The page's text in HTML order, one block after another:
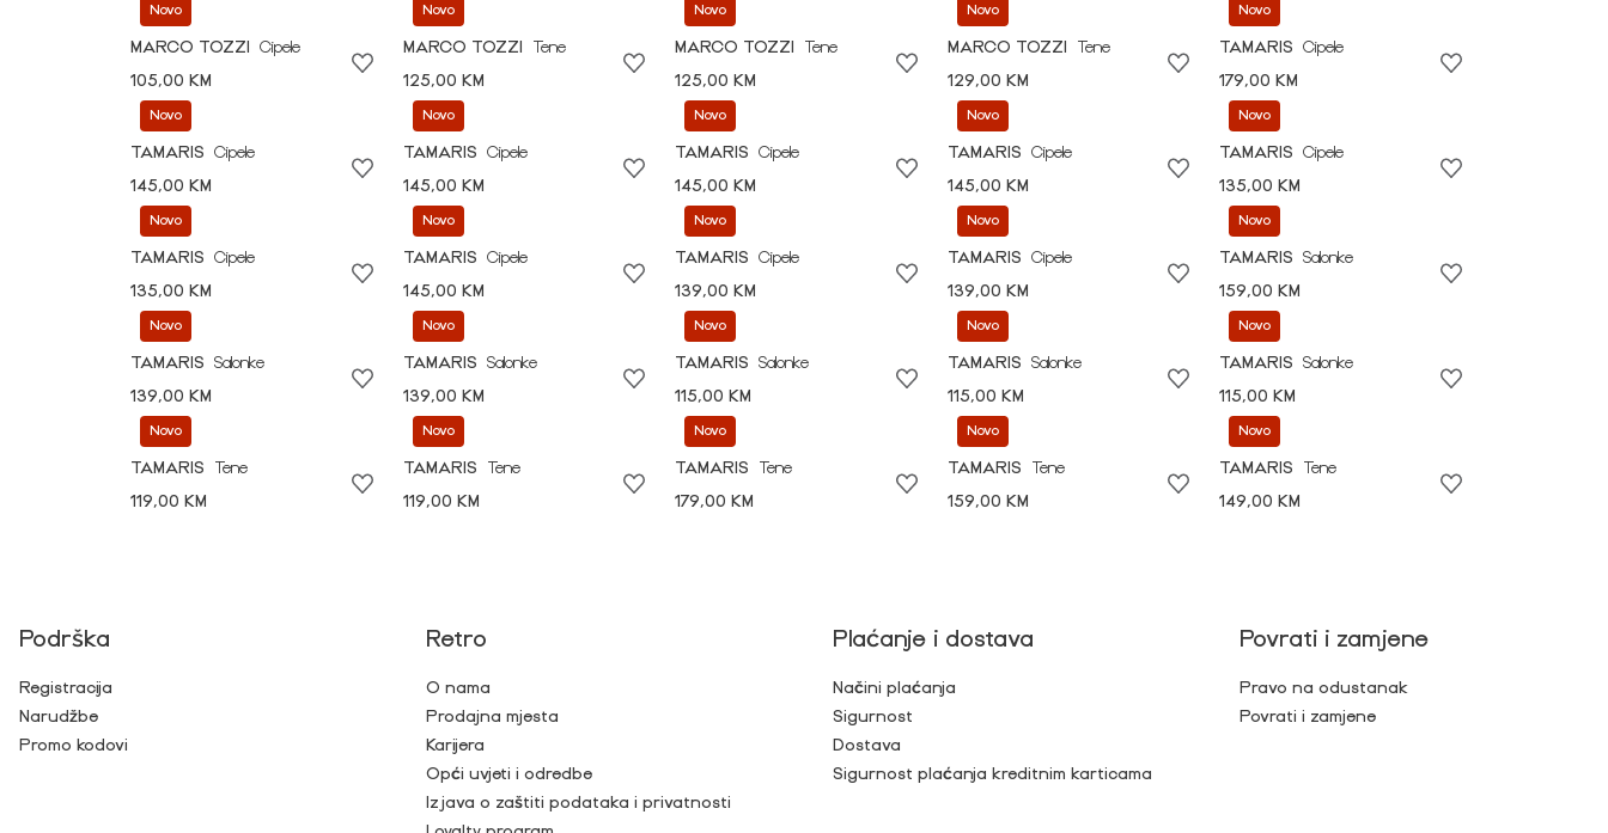
Novo
MARCO TOZZI
Cipele
105,00 KM
Novo
MARCO TOZZI
Tene
125,00 KM
Novo
MARCO TOZZI
Tene
125,00 KM
Novo
MARCO TOZZI
Tene
129,00 KM
Novo
TAMARIS
Cipele
179,00 KM
Novo
TAMARIS
Cipele
145,00 KM
Novo
TAMARIS
Cipele
145,00 KM
Novo
TAMARIS
Cipele
145,00 KM
Novo
TAMARIS
Cipele
145,00 KM
Novo
TAMARIS
Cipele
135,00 KM
Novo
TAMARIS
Cipele
135,00 KM
Novo
TAMARIS
Cipele
145,00 KM
Novo
TAMARIS
Cipele
139,00 KM
Novo
TAMARIS
Cipele
139,00 KM
Novo
TAMARIS
Salonke
159,00 KM
Novo
TAMARIS
Salonke
139,00 KM
Novo
TAMARIS
Salonke
139,00 KM
Novo
TAMARIS
Salonke
115,00 KM
Novo
TAMARIS
Salonke
115,00 KM
Novo
TAMARIS
Salonke
115,00 KM
Novo
TAMARIS
Tene
119,00 KM
Novo
TAMARIS
Tene
119,00 KM
Novo
TAMARIS
Tene
179,00 KM
Novo
TAMARIS
Tene
159,00 KM
Novo
TAMARIS
Tene
149,00 KM
Podrška
Registracija
Narudžbe
Promo kodovi
Retro
O nama
Prodajna mjesta
Karijera
Opći uvjeti i odredbe
Izjava o zaštiti podataka i privatnosti
Plaćanje i dostava
Načini plaćanja
Sigurnost
Dostava
Sigurnost plaćanja kreditnim karticama
Povrati i zamjene
Pravo na odustanak
Povrati i zamjene